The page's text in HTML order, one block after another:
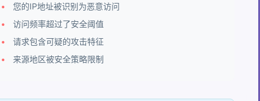
您的IP地址被识别为恶意访问
访问频率超过了安全阈值
请求包含可疑的攻击特征
来源地区被安全策略限制